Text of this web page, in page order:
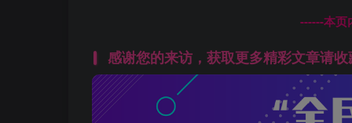
------本页
感谢您的来访，获取更多精彩文章请